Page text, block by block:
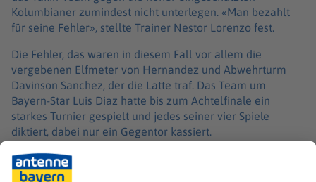
Kolumbianer zumindest nicht unterlegen. «Man bezahlt
für seine Fehler», stellte Trainer Nestor Lorenzo fest.
Die Fehler, das waren in diesem Fall vor allem die
vergebenen Elfmeter von Hernandez und Abwehrturm
Davinson Sanchez, der die Latte traf. Das Team um
Bayern-Star Luis Diaz hatte bis zum Achtelfinale ein
starkes Turnier gespielt und jedes seiner vier Spiele
diktiert, dabei nur ein Gegentor kassiert.
Dabei blieb es auch gegen die Schweiz. Doch für den
ersehnten Sprung ins Duell mit dem südamerikanischen